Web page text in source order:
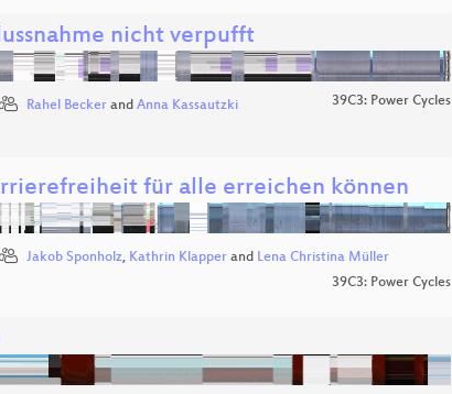
nicht verpufft
Rahel Beckerand Anna Kassautzki 39C3: Power Cycles
für alle erreichen können
Jakob Sponholz, Kathrin Klapperand Lena Christina Müller
39C3: Power Cycles